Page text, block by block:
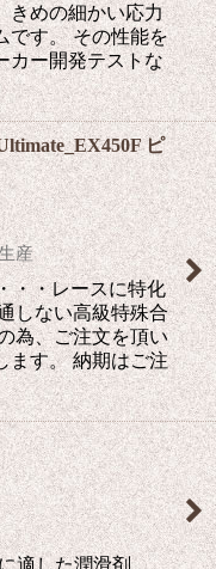
きめの細かい応力
です。 その性能を
カー開発テストな
ピ
産
・・レースに特化
しない高級特殊合
為、ご注文を頂い
ます。 納期はご注
適した潤滑剤